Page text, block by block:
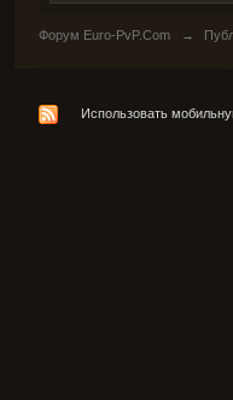
Форум Euro-PvP.Com →
Использовать